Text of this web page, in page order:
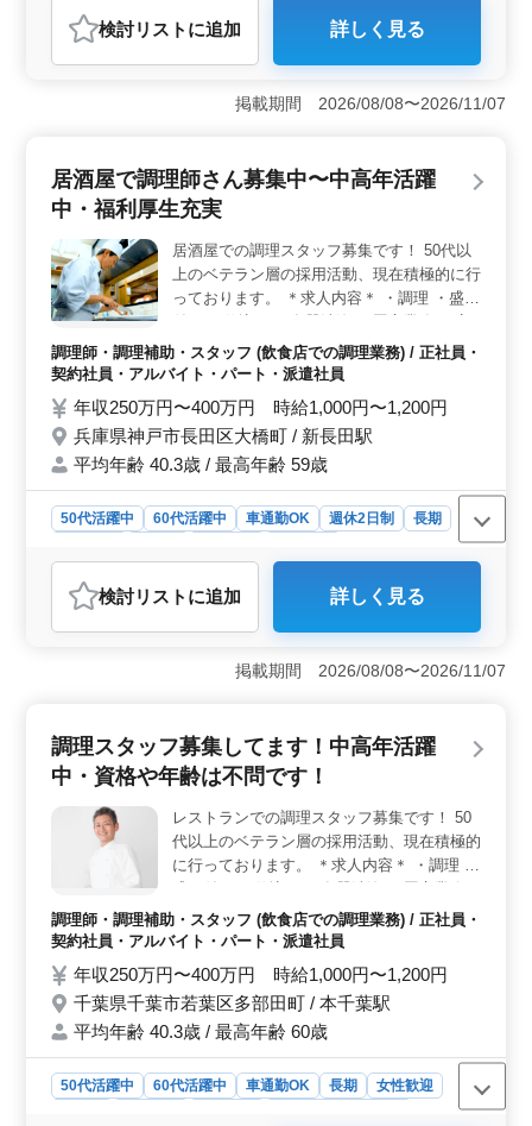
おすすめポイント
＜シニア世代の活躍＞ 松戸市のこの保育園は、50代か
ら60代のシニア世代が活躍している環境です。経験豊富
な方はもちろん、ブランクがある方も歓迎されており、
の待遇は、長期的に安定して働きたい方にとって魅力的
です。勤務時間についても、生活リズムを整えやすく、
ています。 ＜経験を活かせる＞ 調理経験が3年以上
ある方を対象としており、これまでの経験を活かしなが
らスキルアップできるポジションです。給食調理の仕事
は、子どもたちの健康と成長につながる重要な役割を担
っており、やりがいのある仕事です。
検討リスト に追加 詳しく見る
掲載期間 2026/08/08〜2026/11/07
居酒屋で調理師さん募集中〜中高年活躍
中・福利厚生充実
居酒屋での調理スタッフ募集です！ 50代以
上のベテラン層の採用活動、現在積極的に行
っております。 ＊求人内容＊ ・調理 ・盛り
付け ・仕込み ・食器洗浄 ・厨房業務 ・店
内清掃 ・調理補助 備考 ・社会保険完備 ・
勤務時間応相談 ・50代、60代の採用実績あ
調理師・調理補助・スタッフ (飲食店での調理業務) / 正社員・
契約社員・アルバイト・パート・派遣社員
年収250万円〜400万円 時給1,000円〜1,200円
兵庫県神戸市長田区大橋町 / 新長田駅
平均年齢 40.3歳 / 最高年齢 59歳
50代活躍中 60代活躍中 車通勤OK 週休2日制
長期
調理師・調理補助・スタッフ
おすすめポイント
＜福利厚生と働きやすさ＞ この職場は、福利厚生が充
実しており、社会保険完備で安心して長期間働ける環境
です。また、勤務時間は応相談で、週休2日制を採用して
神戸市長田区に位置し、車通勤も可能であり、通勤の選
択肢が多様なため、さまざまなライフスタイルに対応可
では、調理経験3年以上の経験者を求めており、50代、60
代の採用実績があります。ベテラン層が活躍中であり、
これまでの経験を活かしてスキルを伸ばせる環境が整っ
ています。
検討リスト に追加 詳しく見る
掲載期間 2026/08/08〜2026/11/07
調理スタッフ募集してます！中高年活躍
中・資格や年齢は不問です！
レストランでの調理スタッフ募集です！ 50
代以上のベテラン層の採用活動、現在積極的
に行っております。 ＊求人内容＊ ・調理 ・
・店内清掃 ・調理補助 備考 ・社会保険完備
・勤務時間応相談 ・50代、60代の採用実績
調理師・調理補助・スタッフ (飲食店での調理業務) / 正社員・
契約社員・アルバイト・パート・派遣社員
年収250万円〜400万円 時給1,000円〜1,200円
千葉県千葉市若葉区多部田町 / 本千葉駅
平均年齢 40.3歳 / 最高年齢 60歳
50代活躍中 60代活躍中 車通勤OK 長期
女性歓迎